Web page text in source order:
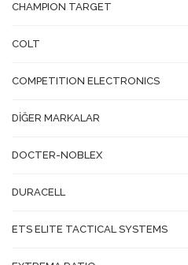
CHAMPION TARGET
COLT
COMPETITION ELECTRONICS
DİĞER MARKALAR
DOCTER-NOBLEX
DURACELL
ETS ELITE TACTICAL SYSTEMS